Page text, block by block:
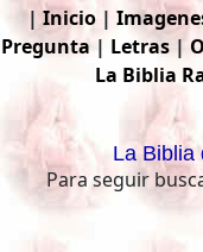
| Inicio |
Pregunta| Letras|
La Biblia
La Biblia
Para seguir